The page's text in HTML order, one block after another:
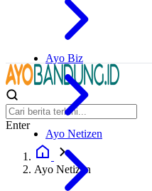
Ayo Biz
Ayo Netizen
Enter
Ayo Netizen